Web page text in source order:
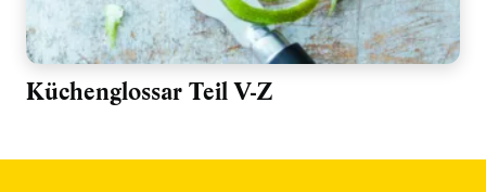
Küchenglossar Teil V-Z